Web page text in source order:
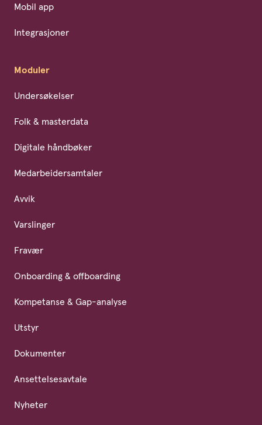
Mobil app
Integrasjoner
Moduler
Undersøkelser
Folk & masterdata
Digitale håndbøker
Medarbeidersamtaler
Avvik
Varslinger
Fravær
Onboarding & offboarding
Kompetanse & Gap-analyse
Utstyr
Dokumenter
Ansettelsesavtale
Nyheter